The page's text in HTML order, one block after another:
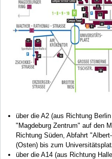
über die A2 (aus Richtung
"Magdeburg Zentrum" auf den
Richtung Süden, Abfahrt
(Osten) bis zum
über die A14 (aus Richtung